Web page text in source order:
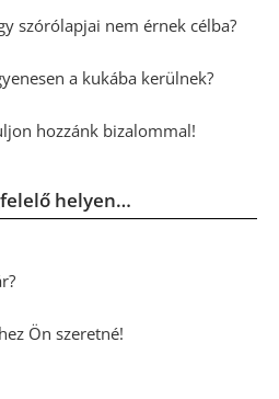
szórólapjai nem érnek célba?
a kukába kerülnek?
hozzánk bizalommal!
helyen…
Ön szeretné!